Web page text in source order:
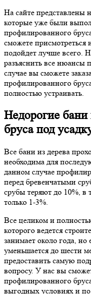
На сайте представлены
которые уже были
профилированного
сможете присмотреться
подойдет лучше всего.
разъяснить все
случае вы сможете
профилированного
полностью устраивать.
Недорогие
бруса под
Все бани из дерева
необходима для
данном случае
перед бревенчатыми
срубы теряют до 10%, в
только 1-3%.
Все целиком и
которого ведется
занимает около года, но
уменьшается до шести
предоставить самую
вопросу. У нас вы
профилированного
выгодных условиях и